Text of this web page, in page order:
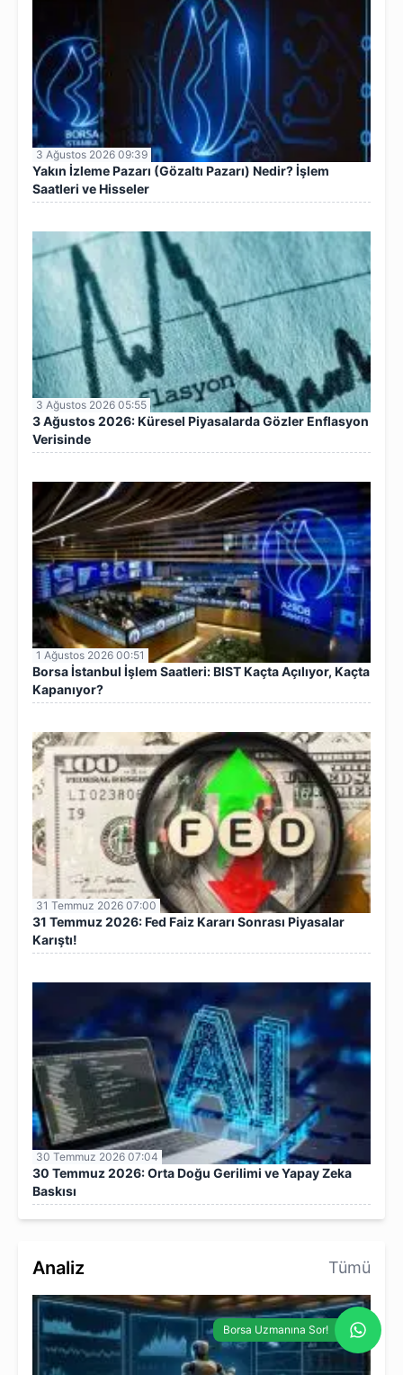
3 Ağustos 2026 09:39
Yakın İzleme Pazarı (Gözaltı Pazarı) Nedir? İşlem
Saatleri ve Hisseler
3 Ağustos 2026 05:55
3 Ağustos 2026: Küresel Piyasalarda Gözler Enflasyon
Verisinde
1 Ağustos 2026 00:51
Borsa İstanbul İşlem Saatleri: BIST Kaçta Açılıyor, Kaçta
Kapanıyor?
31 Temmuz 2026 07:00
31 Temmuz 2026: Fed Faiz Kararı Sonrası Piyasalar
Karıştı!
30 Temmuz 2026 07:04
30 Temmuz 2026: Orta Doğu Gerilimi ve Yapay Zeka
Baskısı
Analiz Tümü
Borsa Uzmanına Sor!